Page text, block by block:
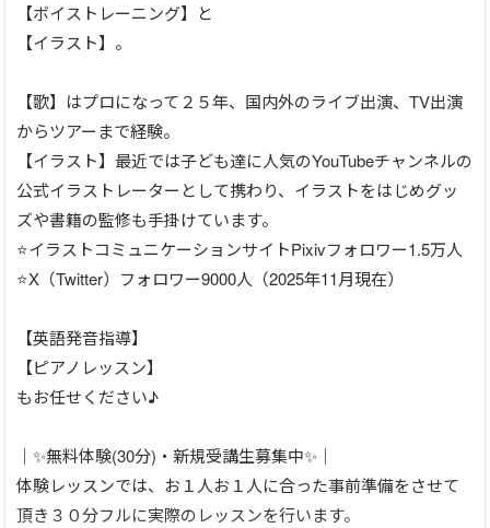
【ボイストレーニング】と
【イラスト】。
【歌】はプロになって２５年、国内外のライブ出演、TV出演
からツアーまで経験。
【イラスト】最近では子ども達に人気のYouTubeチャンネルの
公式イラストレーターとして携わり、イラストをはじめグッ
ズや書籍の監修も手掛けています。
⭐️イラストコミュニケーションサイトPixivフォロワー1.5万人
⭐️X（Twitter）フォロワー9000人（2025年11月現在）
【英語発音指導】
【ピアノレッスン】
もお任せください♪
｜✨無料体験(30分)・新規受講生募集中✨｜
体験レッスンでは、お１人お１人に合った事前準備をさせて
頂き３０分フルに実際のレッスンを行います。